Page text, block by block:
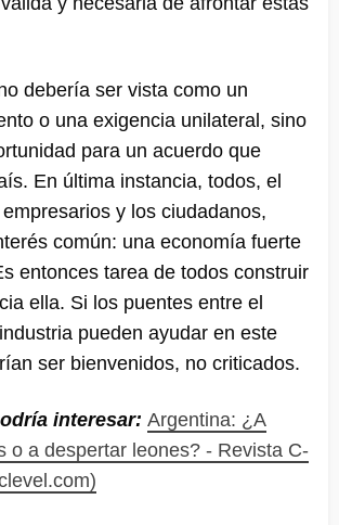
debería ser vista como un
o una exigencia unilateral, sino
para un acuerdo que
En última instancia, todos, el
y los ciudadanos,
común: una economía fuerte
entonces tarea de todos construir
ella. Si los puentes entre el
pueden ayudar en este
ser bienvenidos, no criticados.
interesar: Argentina: ¿A
o a despertar leones? - Revista C-